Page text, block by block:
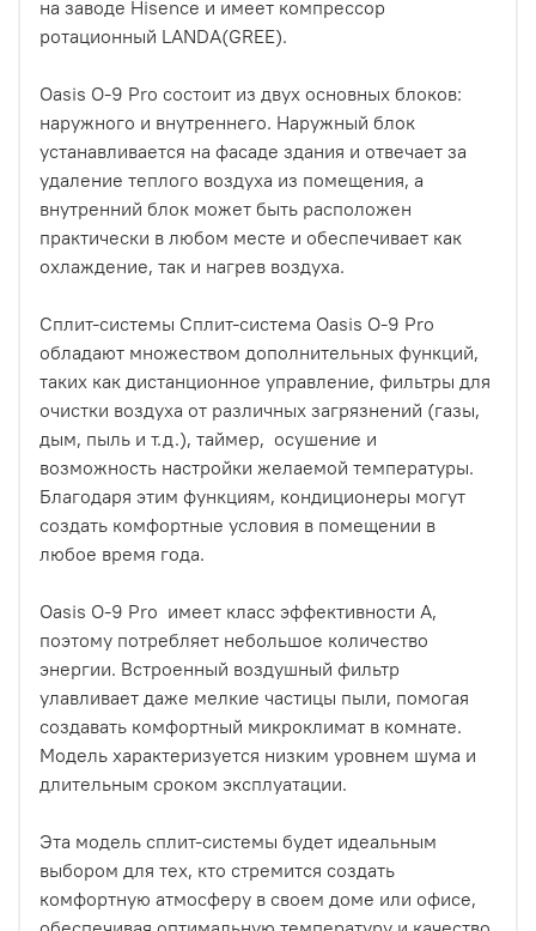
на заводе Hisence и имеет компрессор
ротационный LANDA(GREE).
Oasis O-9 Pro состоит из двух основных блоков:
наружного и внутреннего. Наружный блок
устанавливается на фасаде здания и отвечает за
удаление теплого воздуха из помещения, а
внутренний блок может быть расположен
практически в любом месте и обеспечивает как
охлаждение, так и нагрев воздуха.
Сплит-системы Сплит-система Oasis O-9 Pro
обладают множеством дополнительных функций,
таких как дистанционное управление, фильтры для
очистки воздуха от различных загрязнений (газы,
дым, пыль и т.д.), таймер, осушение и
возможность настройки желаемой температуры.
Благодаря этим функциям, кондиционеры могут
создать комфортные условия в помещении в
любое время года.
Oasis O-9 Pro имеет класс эффективности А,
поэтому потребляет небольшое количество
энергии. Встроенный воздушный фильтр
улавливает даже мелкие частицы пыли, помогая
создавать комфортный микроклимат в комнате.
Модель характеризуется низким уровнем шума и
длительным сроком эксплуатации.
Эта модель сплит-системы будет идеальным
выбором для тех, кто стремится создать
комфортную атмосферу в своем доме или офисе,